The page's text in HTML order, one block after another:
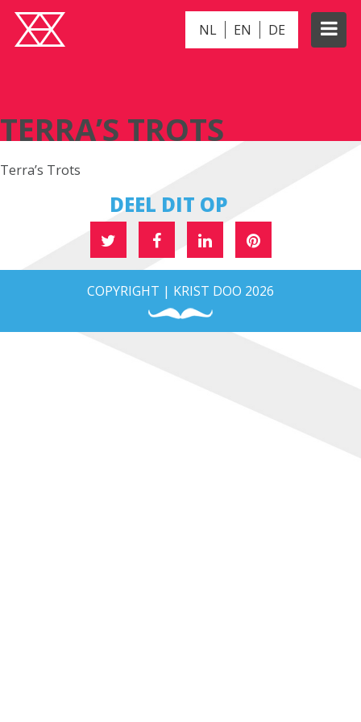
NL EN DE
TERRA’S TROTS
Terra’s Trots
DEEL DIT OP
COPYRIGHT | KRIST DOO 2026